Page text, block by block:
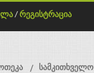
/ რეგისტრაცია
სამკითხველო